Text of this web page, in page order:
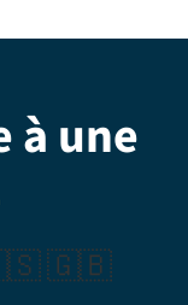
à une
🇬🇧